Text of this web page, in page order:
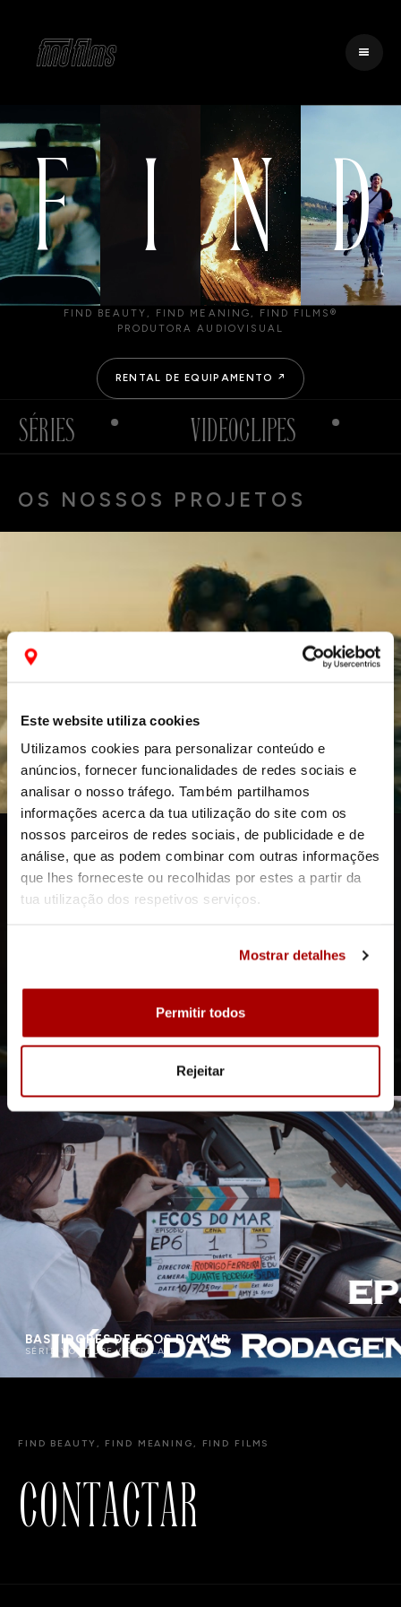
Este website utiliza cookies
Utilizamos cookies para personalizar conteúdo e
anúncios, fornecer funcionalidades de redes sociais e
analisar o nosso tráfego. Também partilhamos
informações acerca da tua utilização do site com os
nossos parceiros de redes sociais, de publicidade e de
análise, que as podem combinar com outras informações
que lhes forneceste ou recolhidas por estes a partir da
tua utilização dos respetivos serviços.
Mostrar detalhes
Permitir todos
Rejeitar
F I N D
FIND BEAUTY, FIND MEANING, FIND FILMS®
PRODUTORA AUDIOVISUAL
RENTAL DE EQUIPAMENTO ↗
SÉRIES VIDEOCLIPES
OS NOSSOS PROJETOS
ECOS DO MAR
JÁ DISPONÍVEL NA RTP PLAY
BASTIDORES DE ECOS DO MAR
SÉRIE YOUTUBE / RTP LAB
FIND BEAUTY, FIND MEANING, FIND FILMS
CONTACTAR